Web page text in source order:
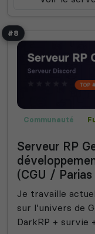
#8
Communauté
Serveur RP
(CGU /
Je travaille
sur l’univers de
DarkRP + survie